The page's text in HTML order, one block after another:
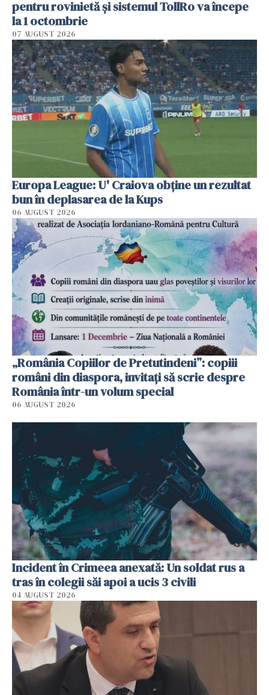
pentru rovinietă şi sistemul TollRo va începe
la 1 octombrie
07 AUGUST 2026
Europa League: U' Craiova obține un rezultat
bun în deplasarea de la Kups
06 AUGUST 2026
„România Copiilor de Pretutindeni”: copiii
români din diaspora, invitați să scrie despre
România într-un volum special
06 AUGUST 2026
Incident în Crimeea anexată: Un soldat rus a
tras în colegii săi apoi a ucis 3 civili
04 AUGUST 2026